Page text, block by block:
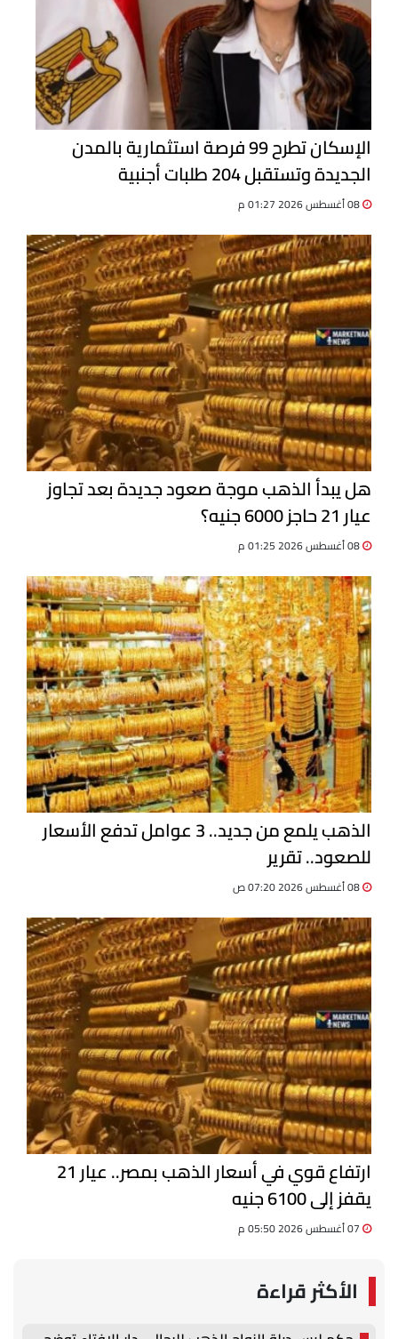
الإسكان تطرح 99 فرصة استثمارية بالمدن
الجديدة وتستقبل 204 طلبات أجنبية
هل يبدأ الذهب موجة صعود جديدة بعد تجاوز
عيار 21 حاجز 6000 جنيه؟
الذهب يلمع من جديد.. 3 عوامل تدفع الأسعار
للصعود.. تقرير
ارتفاع قوي في أسعار الذهب بمصر.. عيار 21
يقفز إلى 6100 جنيه
الأكثر قراءة